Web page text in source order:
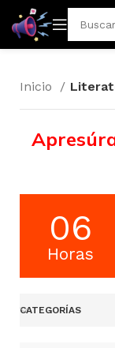
Inicio
06
Horas
CATEGORÍAS